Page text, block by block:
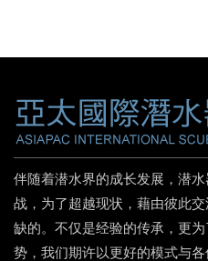
伴随着潜水界的成长发展，潜
战，为了超越现状，藉由彼此
缺的。不仅是经验的传承，更
势，我们期许以更好的模式与